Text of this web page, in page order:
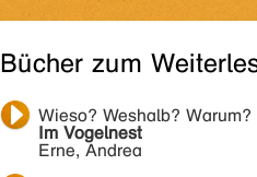
Bücher zum
Wieso? Weshalb?
Im Vogelnest
Erne, Andrea